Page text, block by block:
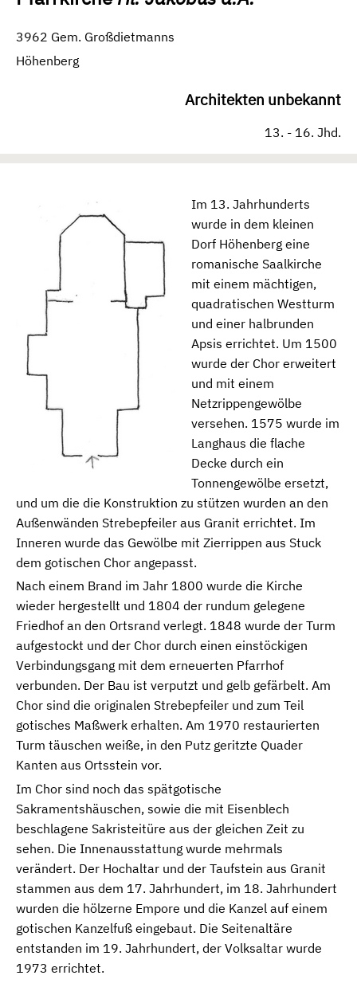
3962 Gem. Großdietmanns
Höhenberg
Architekten unbekannt
13. - 16. Jhd.
Im 13. Jahrhunderts
wurde in dem kleinen
Dorf Höhenberg eine
romanische Saalkirche
mit einem mächtigen,
quadratischen Westturm
und einer halbrunden
Apsis errichtet. Um 1500
wurde der Chor erweitert
und mit einem
Netzrippengewölbe
versehen. 1575 wurde im
Langhaus die flache
Decke durch ein
Tonnengewölbe ersetzt,
und um die die Konstruktion zu stützen wurden an den
Außenwänden Strebepfeiler aus Granit errichtet. Im
Inneren wurde das Gewölbe mit Zierrippen aus Stuck
dem gotischen Chor angepasst.
Nach einem Brand im Jahr 1800 wurde die Kirche
wieder hergestellt und 1804 der rundum gelegene
Friedhof an den Ortsrand verlegt. 1848 wurde der Turm
aufgestockt und der Chor durch einen einstöckigen
Verbindungsgang mit dem erneuerten Pfarrhof
verbunden. Der Bau ist verputzt und gelb gefärbelt. Am
Chor sind die originalen Strebepfeiler und zum Teil
gotisches Maßwerk erhalten. Am 1970 restaurierten
Turm täuschen weiße, in den Putz geritzte Quader
Kanten aus Ortsstein vor.
Im Chor sind noch das spätgotische
Sakramentshäuschen, sowie die mit Eisenblech
beschlagene Sakristeitüre aus der gleichen Zeit zu
sehen. Die Innenausstattung wurde mehrmals
verändert. Der Hochaltar und der Taufstein aus Granit
stammen aus dem 17. Jahrhundert, im 18. Jahrhundert
wurden die hölzerne Empore und die Kanzel auf einem
gotischen Kanzelfuß eingebaut. Die Seitenaltäre
entstanden im 19. Jahrhundert, der Volksaltar wurde
1973 errichtet.